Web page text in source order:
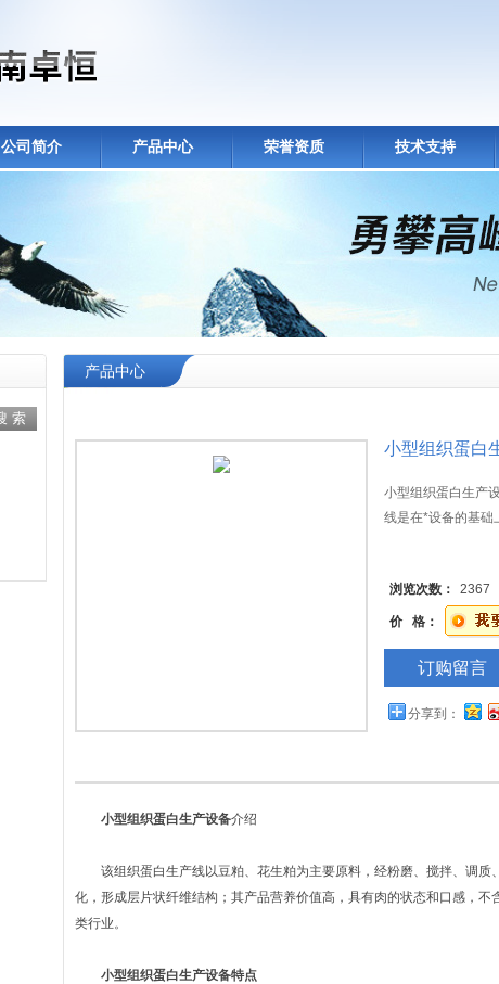
公司简介 产品中心 荣誉资质 技术支持
产品中心
小型组织蛋白
小型组织蛋白生产
线是在*设备的基础
浏览次数： 2367
价 格：
订购留言
分享到：
小型组织蛋白生产设备介绍
该组织蛋白生产线以豆粕、花生粕为主要原料，经粉磨、搅拌、调质
化，形成层片状纤维结构；其产品营养价值高，具有肉的状态和口感，
类行业。
小型组织蛋白生产设备特点